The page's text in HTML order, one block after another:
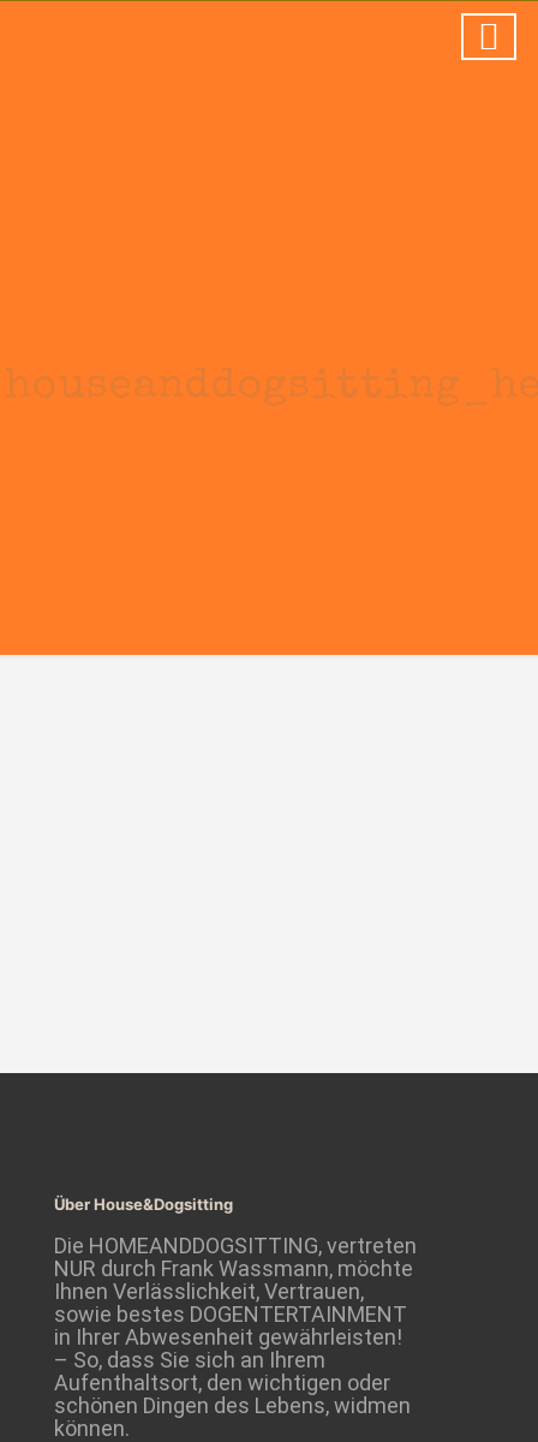
Über House&Dogsitting
Die HOMEANDDOGSITTING, vertreten
NUR durch Frank Wassmann, möchte
Ihnen Verlässlichkeit, Vertrauen,
sowie bestes DOGENTERTAINMENT
in Ihrer Abwesenheit gewährleisten!
– So, dass Sie sich an Ihrem
Aufenthaltsort, den wichtigen oder
schönen Dingen des Lebens, widmen
können.